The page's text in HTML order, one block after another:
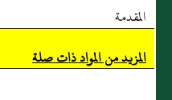
المقدمة
المزيد من المواد ذات صلة